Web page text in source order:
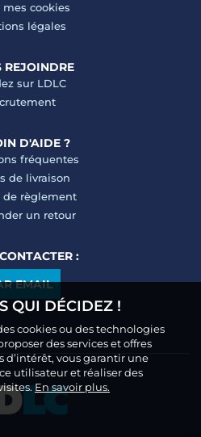
mes cookies
légales
REJOINDRE
sur LDLC
D'AIDE ?
fréquentes
de livraison
de règlement
un retour
:
EMAIL
QUI DÉCIDEZ !
cookies ou des technologies
des services et offres
d’intérêt, vous garantir une
utilisateur et réaliser des
En savoir plus.